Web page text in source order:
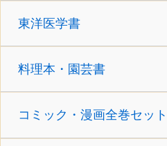
東洋医学書
料理本・園芸書
コミック・漫画全巻セット